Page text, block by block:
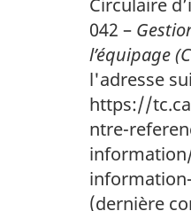
042 –
l’équipage
l'adresse
https://
ntre-
(dernière